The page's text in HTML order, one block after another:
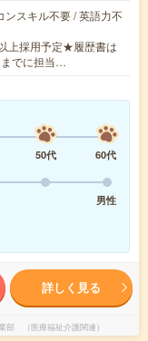
ンスキル不要 / 英語力不
上採用予定★履歴書は
でに担当…
50代
60代
男性
詳しく見る
部 （医療福祉介護関連）